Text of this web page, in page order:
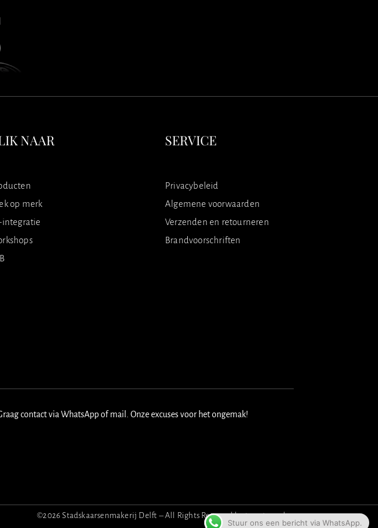
NAAR
op merk
integratie
SERVICE
Privacybeleid
Algemene voorwaarden
Verzenden en retourneren
Brandvoorschriften
contact via WhatsApp of mail. Onze excuses voor het ongemak!
©2026 Stadskaarsenmakerij Delft – All Rights Reserved bytwenty-5.nl.
Stuur ons een bericht via WhatsApp.